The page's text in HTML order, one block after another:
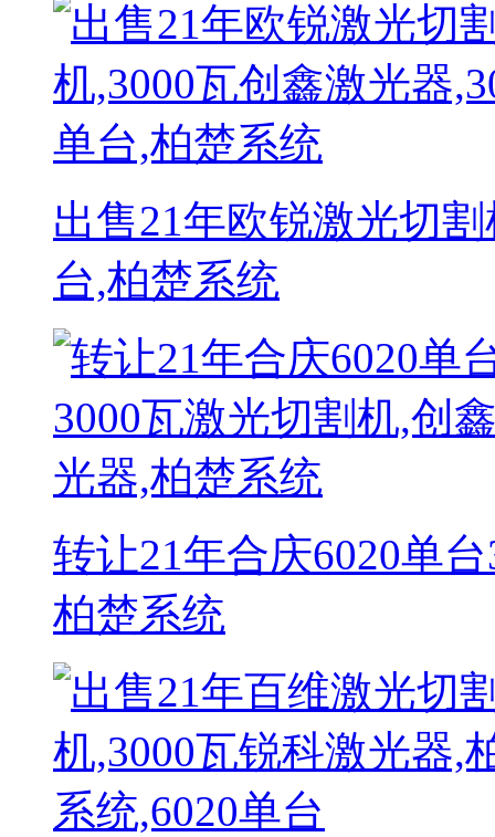
出售21年欧锐激光切
台,柏楚系统
转让21年合庆6020单
柏楚系统